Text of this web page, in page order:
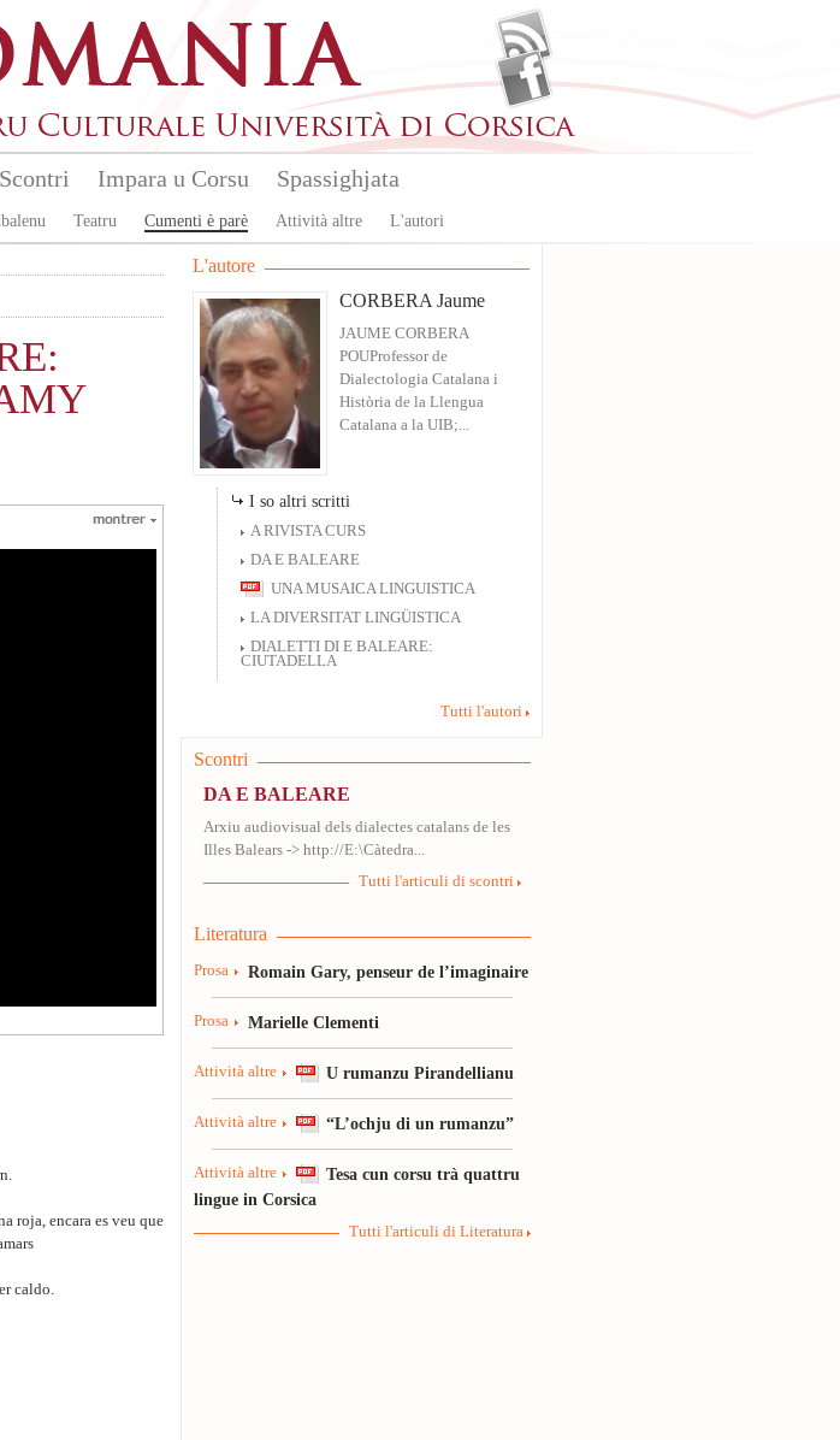
Teatru Cumenti è parè Attività altre L'autori
Scontri Impara u Corsu Spassighjata
roja, encara es veu que
caldo.
L'autore
CORBERA Jaume
JAUME CORBERA
POUProfessor de
Dialectologia Catalana i
Història de la Llengua
Catalana a la UIB;...
I so altri scritti
A RIVISTA CURS
DA E BALEARE
UNA MUSAICA LINGUISTICA
LA DIVERSITAT LINGÜISTICA
DIALETTI DI E BALEARE:
CIUTADELLA
Tutti l'autori
Scontri
DA E BALEARE
Arxiu audiovisual dels dialectes catalans de les
Illes Balears -> http://E:\Càtedra...
Tutti l'articuli di scontri
Literatura
Prosa Romain Gary, penseur de l’imaginaire
Prosa Marielle Clementi
Attività altre U rumanzu Pirandellianu
Attività altre “L’ochju di un rumanzu”
Attività altre
Tesa cun corsu trà quattru
lingue in Corsica
Tutti l'articuli di Literatura